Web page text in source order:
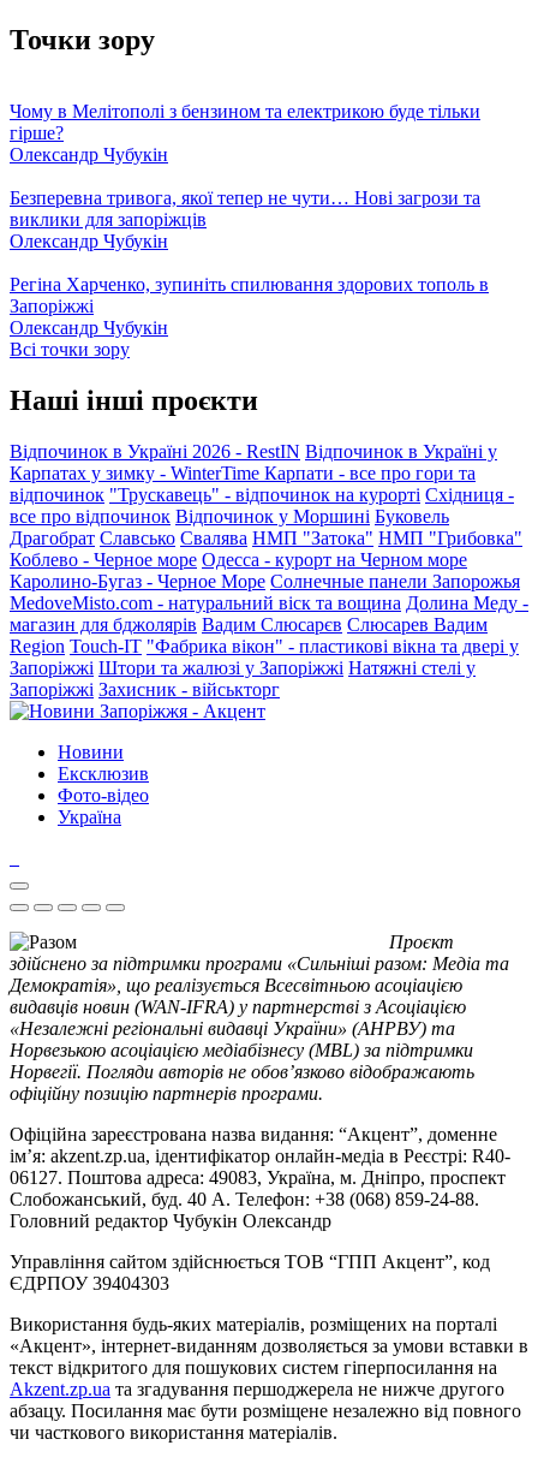
Точки зору
Чому в Мелітополі з бензином та електрикою буде тільки
гірше?
Олександр Чубукін
Безперевна тривога, якої тепер не чути… Нові загрози та
виклики для запоріжців
Олександр Чубукін
Регіна Харченко, зупиніть спилювання здорових тополь в
Запоріжжі
Олександр Чубукін
Всі точки зору
Наші інші проєкти
Відпочинок в Україні 2026 - RestIN Відпочинок в Україні у
Карпатах у зимку - WinterTime Карпати - все про гори та
відпочинок "Трускавець" - відпочинок на курорті Східниця -
все про відпочинок Відпочинок у Моршині Буковель
Драгобрат Славсько Свалява НМП "Затока" НМП "Грибовка"
Коблево - Черное море Одесса - курорт на Черном море
Каролино-Бугаз - Черное Море Солнечные панели Запорожья
MedoveMisto.com - натуральний віск та вощина Долина Меду -
магазин для бджолярів Вадим Слюсарєв Слюсарев Вадим
Region Touch-IT "Фабрика вікон" - пластикові вікна та двері у
Запоріжжі Штори та жалюзі у Запоріжжі Натяжні стелі у
Запоріжжі Захисник - військторг
Новини
Ексклюзив
Фото-відео
Україна
Проєкт
здійснено за підтримки програми «Сильніші разом: Медіа та
Демократія», що реалізується Всесвітньою асоціацією
видавців новин (WAN-IFRA) у партнерстві з Асоціацією
«Незалежні регіональні видавці України» (АНРВУ) та
Норвезькою асоціацією медіабізнесу (MBL) за підтримки
Норвегії. Погляди авторів не обов’язково відображають
офіційну позицію партнерів програми.
Офіційна зареєстрована назва видання: “Акцент”, доменне
ім’я: akzent.zp.ua, ідентифікатор онлайн-медіа в Реєстрі: R40-
06127. Поштова адреса: 49083, Україна, м. Дніпро, проспект
Слобожанський, буд. 40 А. Телефон: +38 (068) 859-24-88.
Головний редактор Чубукін Олександр
Управління сайтом здійснюється ТОВ “ГПП Акцент”, код
ЄДРПОУ 39404303
Використання будь-яких матеріалів, розміщених на порталі
«Акцент», інтернет-виданням дозволяється за умови вставки в
текст відкритого для пошукових систем гіперпосилання на
Akzent.zp.ua та згадування першоджерела не нижче другого
абзацу. Посилання має бути розміщене незалежно від повного
чи часткового використання матеріалів.